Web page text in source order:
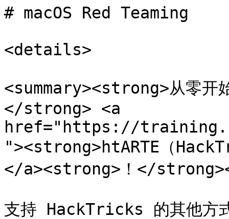
# macOS Red Teaming
<details>
<summary><strong>从零开
</strong> <a
href="https://
"><strong>htARTE（
</a><strong>！</
支持 HackTricks 的其他方